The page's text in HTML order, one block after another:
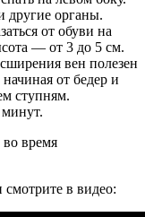
другие органы.
от обуви на
— от 3 до 5 см.
вен полезен
от бедер и
ступням.
во время
в видео: